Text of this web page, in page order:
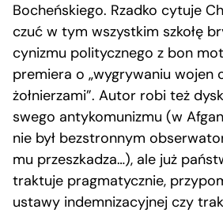
Bocheńskiego. Rzadko cytuje
czuć w tym wszystkim szkołę
cynizmu politycznego z bon
premiera o „wygrywaniu wojen
żołnierzami”. Autor robi też
swego antykomunizmu (w
nie był bezstronnym
mu przeszkadza…), ale już
traktuje pragmatycznie,
ustawy indemnizacyjnej czy